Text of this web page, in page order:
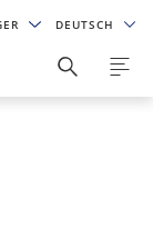
DEUTSCH